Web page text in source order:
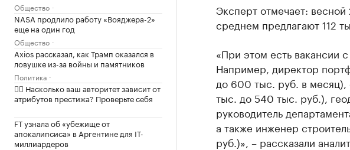
Общество
NASA продлило работу «Вояджера-2»
еще на один год
Общество
Axios рассказал, как Трамп оказался в
ловушке из-за войны и памятников
Политика
✍🏻 Насколько ваш авторитет зависит от
атрибутов престижа? Проверьте себя
FT узнала об «убежище от
апокалипсиса» в Аргентине для IT-
миллиардеров
Эксперт отмечает:
среднем предлагают 112
«При этом есть вакансии
Например, директор
до 600 тыс. руб. в
тыс. до 540 тыс. руб.),
руководитель
а также инженер
руб.)», ­– рассказали